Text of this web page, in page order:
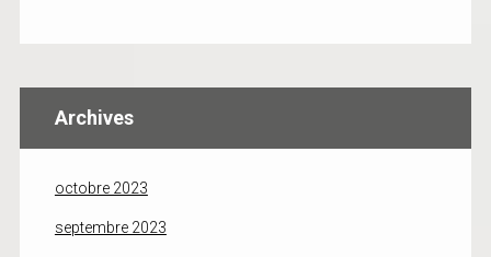
Archives
octobre 2023
septembre 2023